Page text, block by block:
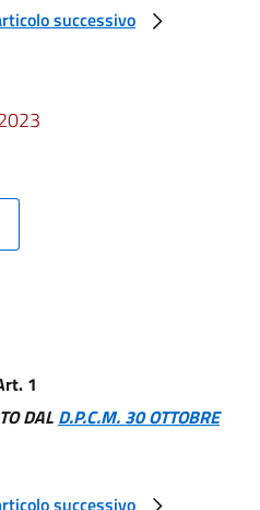
successivo
1
DAL D.P.C.M. 30 OTTOBRE
successivo